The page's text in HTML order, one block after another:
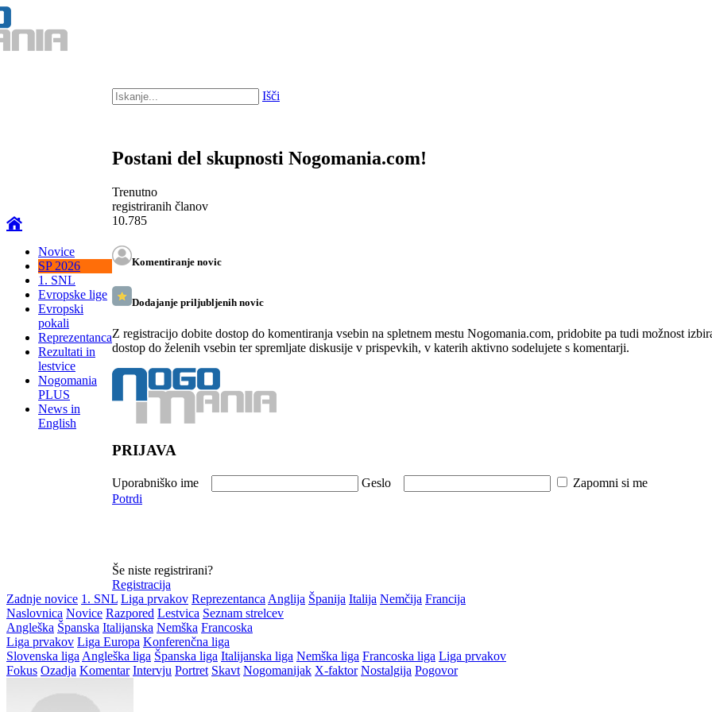
Novice
SP 2026
1. SNL
Evropske lige
Evropski
pokali
Reprezentanca
Rezultati in
lestvice
Nogomania
PLUS
News in
English
Išči
Postani del skupnosti Nogomania.com!
Trenutno
registriranih članov
10.785
Komentiranje novic
Dodajanje priljubljenih novic
Z registracijo dobite dostop do komentiranja vsebin na spletnem mestu Nogomania.com, pridobite pa tudi možnost
dostop do želenih vsebin ter spremljate diskusije v prispevkih, v katerih aktivno sodelujete s komentarji.
PRIJAVA
Uporabniško ime Geslo Zapomni si me
Potrdi
Še niste registrirani?
Registracija
Zadnje novice 1. SNL Liga prvakov Reprezentanca Anglija Španija Italija Nemčija Francija
Naslovnica Novice Razpored Lestvica Seznam strelcev
Angleška Španska Italijanska Nemška Francoska
Liga prvakov Liga Europa Konferenčna liga
Slovenska liga Angleška liga Španska liga Italijanska liga Nemška liga Francoska liga Liga prvakov
Fokus Ozadja Komentar Intervju Portret Skavt Nogomanijak X-faktor Nostalgija Pogovor